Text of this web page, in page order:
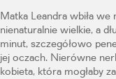
Matka Leandra wbiła we
nienaturalnie wielkie, a
minut, szczegółowo
jej oczach. Nierówne
kobieta, która mogłaby